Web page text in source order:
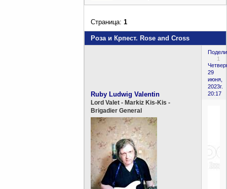
Роза и Крпест. Rose and Cross
Страница:1
1
29
июня,
2023г.
20:17
Ruby Ludwig Valentin
Lord Valet - Markiz Kis-Kis -
Brigadier General